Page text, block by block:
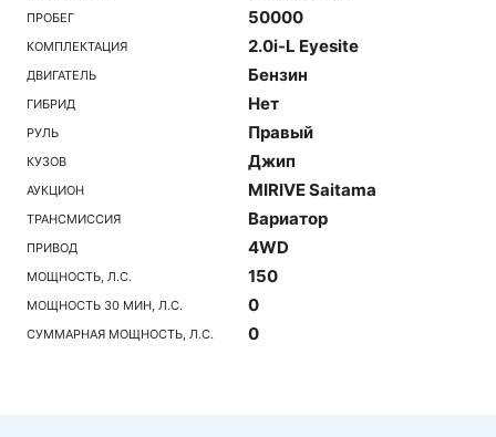
ПРОБЕГ 50000
КОМПЛЕКТАЦИЯ 2.0i-L Eyesite
ДВИГАТЕЛЬ Бензин
ГИБРИД Нет
РУЛЬ Правый
КУЗОВ Джип
АУКЦИОН MIRIVE Saitama
ТРАНСМИССИЯ Вариатор
ПРИВОД 4WD
МОЩНОСТЬ, Л.С. 150
МОЩНОСТЬ 30 МИН, Л.С. 0
СУММАРНАЯ МОЩНОСТЬ, Л.С. 0